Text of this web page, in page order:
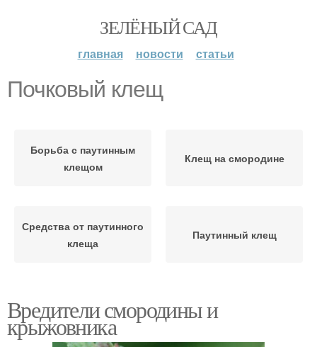
ЗЕЛЁНЫЙ САД
главная новости статьи
Почковый клещ
Борьба с паутинным
клещом
Клещ на смородине
Средства от паутинного
клеща
Паутинный клещ
Вредители смородины и
крыжовника